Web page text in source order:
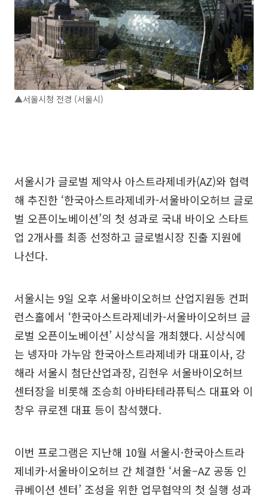
▲서울시청 전경 (서울시)
서울시가 글로벌 제약사 아스트라제네카(AZ)와 협력
해 추진한 ‘한국아스트라제네카-서울바이오허브 글로
벌 오픈이노베이션’의 첫 성과로 국내 바이오 스타트
업 2개사를 최종 선정하고 글로벌시장 진출 지원에
나선다.
서울시는 9일 오후 서울바이오허브 산업지원동 컨퍼
런스홀에서 ‘한국아스트라제네카-서울바이오허브 글
로벌 오픈이노베이션’ 시상식을 개최했다. 시상식에
는 넹자마 가누암 한국아스트라제네카 대표이사, 강
해라 서울시 첨단산업과장, 김현우 서울바이오허브
센터장을 비롯해 조승희 아바타테라퓨틱스 대표와 이
창우 큐로젠 대표 등이 참석했다.
이번 프로그램은 지난해 10월 서울시·한국아스트라
제네카·서울바이오허브 간 체결한 ‘서울–AZ 공동 인
큐베이션 센터’ 조성을 위한 업무협약의 첫 실행 성과